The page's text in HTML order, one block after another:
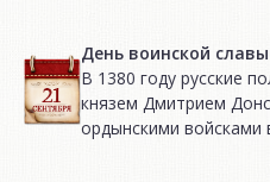
День воинской славы
В 1380 году русские
князем Дмитрием
ордынскими войсками